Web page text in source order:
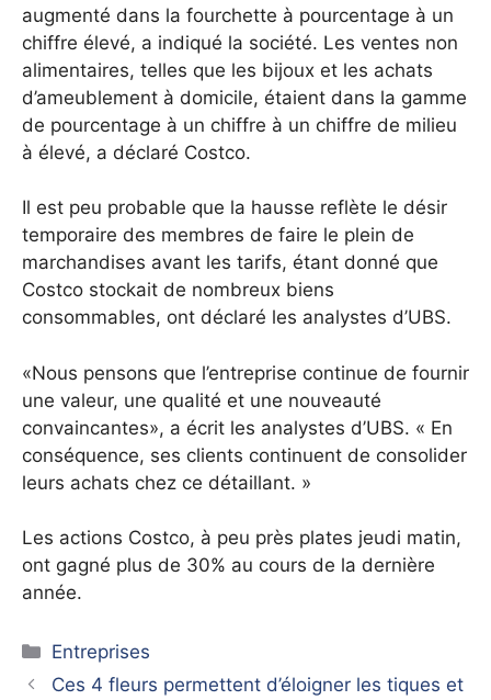
augmenté dans la fourchette à pourcentage à un
chiffre élevé, a indiqué la société. Les ventes non
alimentaires, telles que les bijoux et les achats
d’ameublement à domicile, étaient dans la gamme
de pourcentage à un chiffre à un chiffre de milieu
à élevé, a déclaré Costco.
Il est peu probable que la hausse reflète le désir
temporaire des membres de faire le plein de
marchandises avant les tarifs, étant donné que
Costco stockait de nombreux biens
consommables, ont déclaré les analystes d’UBS.
«Nous pensons que l’entreprise continue de fournir
une valeur, une qualité et une nouveauté
convaincantes», a écrit les analystes d’UBS. « En
conséquence, ses clients continuent de consolider
leurs achats chez ce détaillant. »
Les actions Costco, à peu près plates jeudi matin,
ont gagné plus de 30% au cours de la dernière
année.
Catégories
Entreprises
Ces 4 fleurs permettent d’éloigner les tiques et